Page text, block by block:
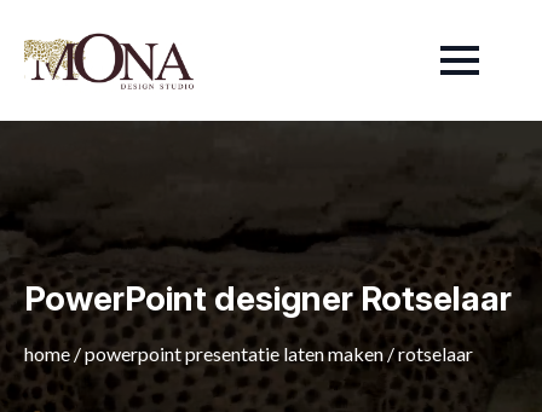
PowerPoint designer Rotselaar
home /powerpoint presentatie laten maken/rotselaar